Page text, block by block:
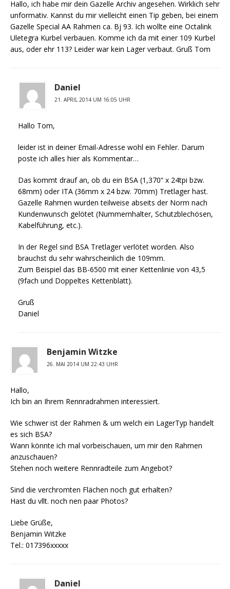
Hallo, ich habe mir dein Gazelle Archiv angesehen. Wirklich sehr
unformativ. Kannst du mir vielleicht einen Tip geben, bei einem
Gazelle Special AA Rahmen ca. Bj 93. Ich wollte eine Octalink
Uletegra Kurbel verbauen. Komme ich da mit einer 109 Kurbel
aus, oder ehr 113? Leider war kein Lager verbaut. Gruß Tom
Daniel
21. APRIL 2014 UM 16:05 UHR
Hallo Tom,
leider ist in deiner Email-Adresse wohl ein Fehler. Darum
poste ich alles hier als Kommentar…
Das kommt drauf an, ob du ein BSA (1,370“ x 24tpi bzw.
68mm) oder ITA (36mm x 24 bzw. 70mm) Tretlager hast.
Gazelle Rahmen wurden teilweise abseits der Norm nach
Kundenwunsch gelötet (Nummernhalter, Schutzblechösen,
Kabelführung, etc.).
In der Regel sind BSA Tretlager verlötet worden. Also
brauchst du sehr wahrscheinlich die 109mm.
Zum Beispiel das BB-6500 mit einer Kettenlinie von 43,5
(9fach und Doppeltes Kettenblatt).
Gruß
Daniel
Benjamin Witzke
26. MAI 2014 UM 22:43 UHR
Hallo,
Ich bin an Ihrem Rennradrahmen interessiert.
Wie schwer ist der Rahmen & um welch ein LagerTyp handelt
es sich BSA?
Wann könnte ich mal vorbeischauen, um mir den Rahmen
anzuschauen?
Stehen noch weitere Rennradteile zum Angebot?
Sind die verchromten Flächen noch gut erhalten?
Hast du vllt. noch nen paar Photos?
Liebe Grüße,
Benjamin Witzke
Tel.: 017396xxxxx
Daniel